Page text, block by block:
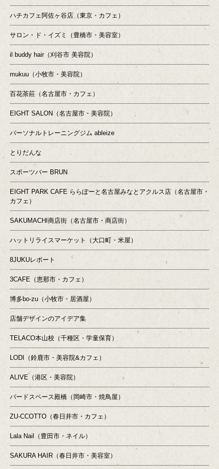
ハチカフェ阿佐ヶ谷店（東京・カフェ）
サロン・ド・イズミ（豊橋市・美容室）
il buddy hair（刈谷市 美容院）
mukuu（小牧市・美容院）
百花茶莊（名古屋市・カフェ）
EIGHT SALON（名古屋市・美容院）
パーソナルトレーニングジム ableize
とりだんな
スポーツバー BRUN
EIGHT PARK CAFE ららぽーと名古屋みなとアクルス店（名古屋市・
カフェ）
SAKUMACHI商店街（名古屋市・商店街）
ハットリライスマーケット（大口町・米屋）
8JUKUレポート
3CAFE（恵那市・カフェ）
博多bo-zu（小牧市・居酒屋）
店舗デザインのアイデア集
TELACO本山校（千種区・学童保育）
LODI（鈴鹿市・美容院&カフェ）
ALIVE（港区・美容院）
バードスペース殿橋（岡崎市・焼鳥屋）
ZU-CCOTTO（春日井市・カフェ）
Lala Nail（豊田市・ネイル）
SAKURA HAIR（春日井市・美容室）